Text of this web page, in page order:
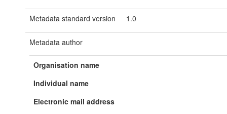
Metadata standard version 1.0
Metadata author
Organisation name
Individual name
Electronic mail address